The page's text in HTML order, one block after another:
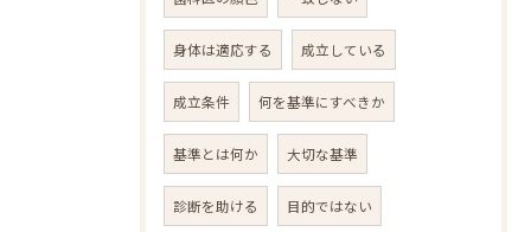
身体は適応する 成立している
成立条件 何を基準にすべきか
基準とは何か 大切な基準
診断を助ける 目的ではない